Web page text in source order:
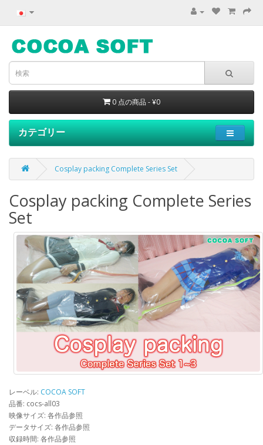
0 点の商品 - ¥0
カテゴリー
Cosplay packing Complete Series Set
Cosplay packing Complete Series
Set
レーベル: COCOA SOFT
品番: cocs-all03
映像サイズ: 各作品参照
データサイズ: 各作品参照
収録時間: 各作品参照